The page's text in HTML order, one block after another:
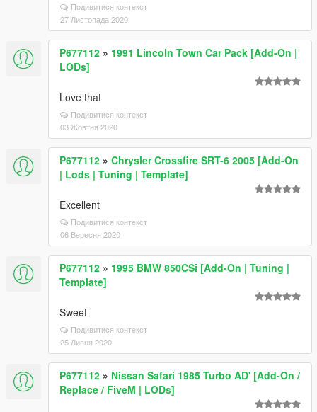
Подивитися контекст
27 Листопада 2020
P677112 » 1991 Lincoln Town Car Pack [Add-On |
LODs]
Love that
Подивитися контекст
03 Жовтня 2020
P677112 » Chrysler Crossfire SRT-6 2005 [Add-On
| Lods | Tuning | Template]
Excellent
Подивитися контекст
06 Вересня 2020
P677112 » 1995 BMW 850CSi [Add-On | Tuning |
Template]
Sweet
Подивитися контекст
25 Липня 2020
P677112 » Nissan Safari 1985 Turbo AD' [Add-On /
Replace / FiveM | LODs]